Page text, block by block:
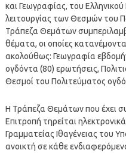
και Γεωγραφίας, του
λειτουργίας των Θεσμών του
Τράπεζα Θεμάτων
θέματα, οι οποίες
ακολούθως: Γεωγραφία
ογδόντα (80) ερωτήσεις,
Θεσμοί του Πολιτεύματος
Η Τράπεζα Θεμάτων που έχει
Επιτροπή τηρείται
Γραμματείας Ιθαγένειας του
ανοικτή σε κάθε